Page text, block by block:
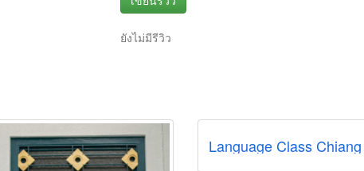
ยังไม่มีรีวิว
Language Class